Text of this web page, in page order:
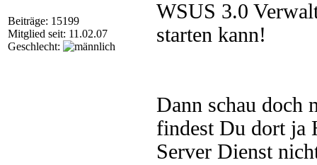
Beiträge: 15199
Mitglied seit: 11.02.07
Geschlecht:
WSUS 3.0
starten kann!
Dann schau doch
findest Du dort ja
Server Dienst